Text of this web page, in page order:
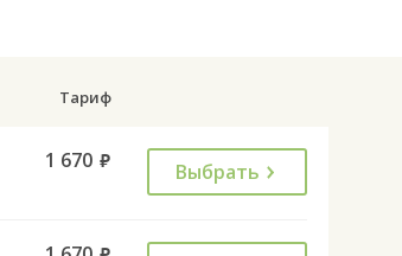
Тариф
1 670 руб. Выбрать